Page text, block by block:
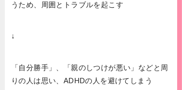
うため、周囲とトラブルを起こす
↓
「自分勝手」、「親のしつけが悪い」などと周
りの人は思い、ADHDの人を避けてしまう